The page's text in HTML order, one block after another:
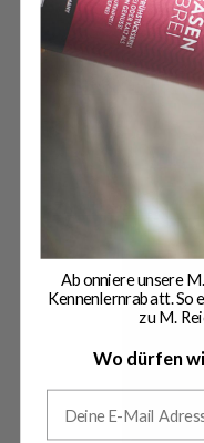
M. Reich
Zum Magazin
Abonniere unsere
Kennenlernrabatt. So
zu M.
Wo dürfen